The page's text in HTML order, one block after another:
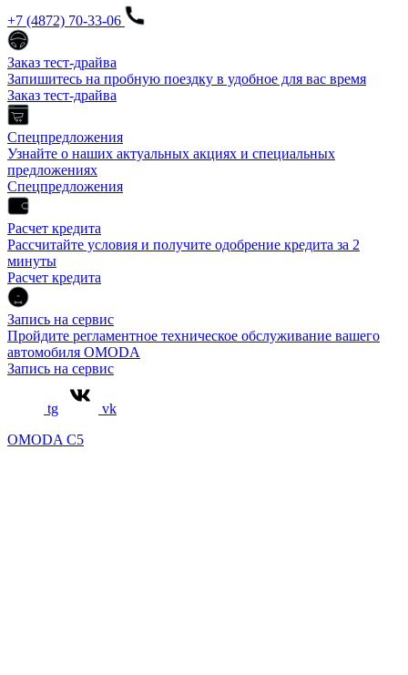
+7 (4872) 70-33-06
Заказ тест-драйва
Запишитесь на пробную поездку в удобное для вас время
Заказ тест-драйва
Спецпредложения
Узнайте о наших актуальных акциях и специальных
предложениях
Спецпредложения
Расчет кредита
Рассчитайте условия и получите одобрение кредита за 2
минуты
Расчет кредита
Запись на сервис
Пройдите регламентное техническое обслуживание вашего
автомобиля OMODA
Запись на сервис
tg
vk
OMODA C5